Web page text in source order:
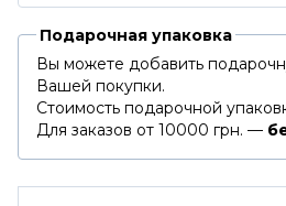
Подарочная упаковка
Вы можете добавить
Вашей покупки.
Стоимость подарочной
Для заказов от 10000 грн. —